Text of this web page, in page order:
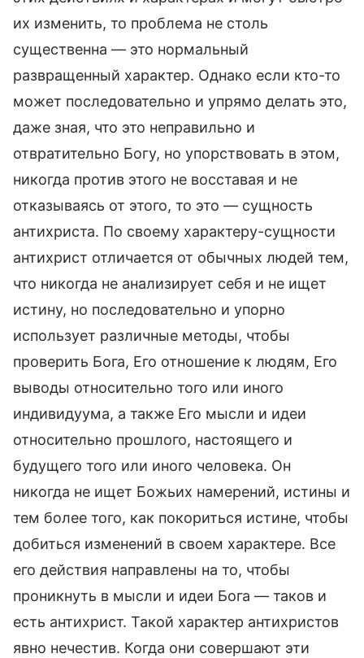
их изменить, то проблема не столь
существенна — это нормальный
развращенный характер. Однако если кто-то
может последовательно и упрямо делать это,
даже зная, что это неправильно и
отвратительно Богу, но упорствовать в этом,
никогда против этого не восставая и не
отказываясь от этого, то это — сущность
антихриста. По своему характеру-сущности
антихрист отличается от обычных людей тем,
что никогда не анализирует себя и не ищет
истину, но последовательно и упорно
использует различные методы, чтобы
проверить Бога, Его отношение к людям, Его
выводы относительно того или иного
индивидуума, а также Его мысли и идеи
относительно прошлого, настоящего и
будущего того или иного человека. Он
никогда не ищет Божьих намерений, истины и
тем более того, как покориться истине, чтобы
добиться изменений в своем характере. Все
его действия направлены на то, чтобы
проникнуть в мысли и идеи Бога — таков и
есть антихрист. Такой характер антихристов
явно нечестив. Когда они совершают эти